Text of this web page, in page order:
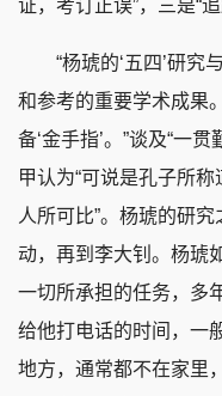
证，考订正误”，三是“
“杨琥的‘五四’研究
和参考的重要学术成果
备‘金手指’。”谈及“一
甲认为“可说是孔子所
人所可比”。杨琥的研
动，再到李大钊。杨琥
一切所承担的任务，多
给他打电话的时间，一
地方，通常都不在家里